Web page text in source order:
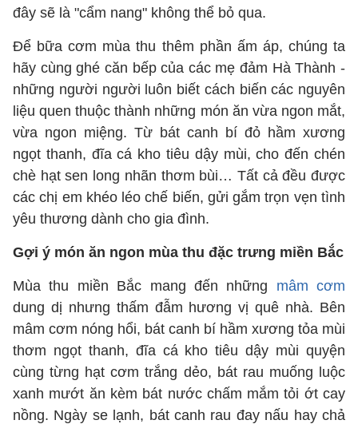
đây sẽ là "cẩm nang" không thể bỏ qua.
Để bữa cơm mùa thu thêm phần ấm áp, chúng ta
hãy cùng ghé căn bếp của các mẹ đảm Hà Thành -
những người người luôn biết cách biến các nguyên
liệu quen thuộc thành những món ăn vừa ngon mắt,
vừa ngon miệng. Từ bát canh bí đỏ hầm xương
ngọt thanh, đĩa cá kho tiêu dậy mùi, cho đến chén
chè hạt sen long nhãn thơm bùi… Tất cả đều được
các chị em khéo léo chế biến, gửi gắm trọn vẹn tình
yêu thương dành cho gia đình.
Gợi ý món ăn ngon mùa thu đặc trưng miền Bắc
Mùa thu miền Bắc mang đến những mâm cơm
dung dị nhưng thấm đẫm hương vị quê nhà. Bên
mâm cơm nóng hổi, bát canh bí hầm xương tỏa mùi
thơm ngọt thanh, đĩa cá kho tiêu dậy mùi quyện
cùng từng hạt cơm trắng dẻo, bát rau muống luộc
xanh mướt ăn kèm bát nước chấm mắm tỏi ớt cay
nồng. Ngày se lạnh, bát canh rau đay nấu hay chả